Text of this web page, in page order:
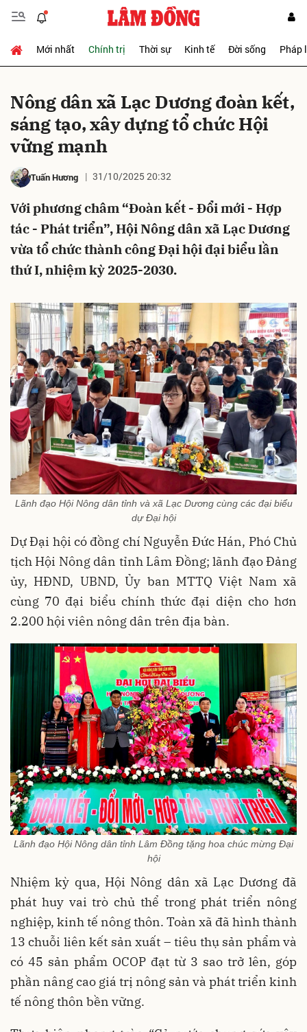
Mới nhất Chính trị Thời sự Kinh tế Đời sống Pháp
Nông dân xã Lạc Dương đoàn kết,
sáng tạo, xây dựng tổ chức Hội
vững mạnh
Tuấn Hương 31/10/2025 20:32
Với phương châm “Đoàn kết - Đổi mới - Hợp
tác - Phát triển”, Hội Nông dân xã Lạc Dương
vừa tổ chức thành công Đại hội đại biểu lần
thứ I, nhiệm kỳ 2025-2030.
Lãnh đạo Hội Nông dân tỉnh và xã Lạc Dương cùng các đại biểu
dự Đại hội
Dự Đại hội có đồng chí Nguyễn Đức Hán, Phó Chủ
tịch Hội Nông dân tỉnh Lâm Đồng; lãnh đạo Đảng
ủy, HĐND, UBND, Ủy ban MTTQ Việt Nam xã
cùng 70 đại biểu chính thức đại diện cho hơn
2.200 hội viên nông dân trên địa bàn.
Lãnh đạo Hội Nông dân tỉnh Lâm Đồng tặng hoa chúc mừng Đại
hội
Nhiệm kỳ qua, Hội Nông dân xã Lạc Dương đã
phát huy vai trò chủ thể trong phát triển nông
nghiệp, kinh tế nông thôn. Toàn xã đã hình thành
13 chuỗi liên kết sản xuất – tiêu thụ sản phẩm và
có 45 sản phẩm OCOP đạt từ 3 sao trở lên, góp
phần nâng cao giá trị nông sản và phát triển kinh
tế nông thôn bền vững.
Gửi bình luận
Hủy Gửi